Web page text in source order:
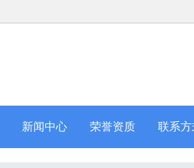
新闻中心 荣誉资质 联系方